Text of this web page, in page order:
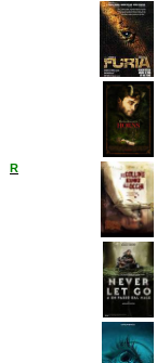
R